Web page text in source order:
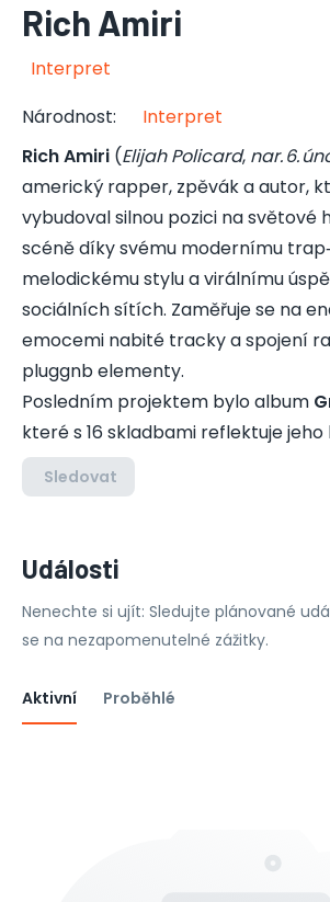
Rich Amiri
Interpret
Národnost:
Interpret
Rich Amiri (Elijah Policard, nar. 6.
americký rapper, zpěvák a autor,
vybudoval silnou pozici na světové
scéně díky svému modernímu
melodickému stylu a virálnímu
sociálních sítích. Zaměřuje se na
emocemi nabité tracky a spojení
pluggnb elementy.
Posledním projektem bylo album
které s 16 skladbami reflektuje
Sledovat
Události
Nenechte si ujít: Sledujte plánované
se na nezapomenutelné zážitky.
Aktivní Proběhlé